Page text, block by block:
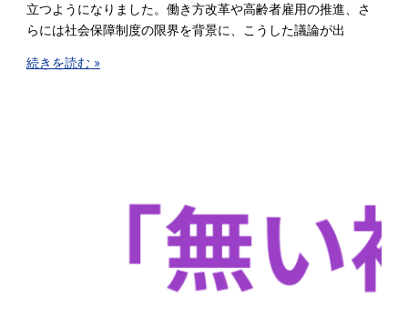
立つようになりました。働き方改革や高齢者雇用の推進、さ
らには社会保障制度の限界を背景に、こうした議論が出
続きを読む »